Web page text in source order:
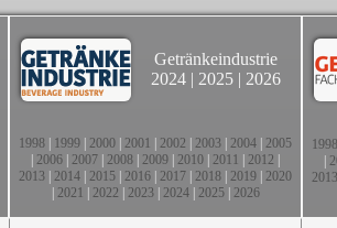
Getränkeindustrie
2024 | 2025 | 2026
1998 1999 2000 2001 2002 2003 2004 2005
2006 2007 2008 2009 2010 2011 2012
2013 2014 2015 2016 2017 2018 2019 2020
2021 2022 2023| 2024| 2025| 2026
1998
2013